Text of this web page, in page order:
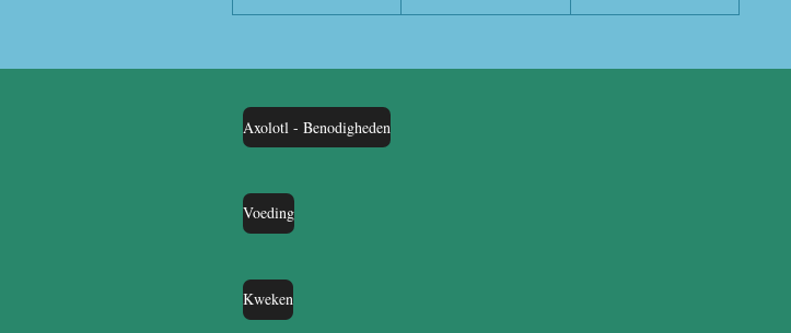
Axolotl - Benodigheden
Voeding
Kweken